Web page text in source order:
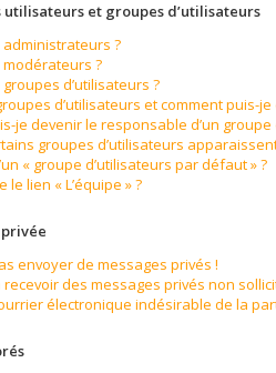
utilisateurs et groupes d’utilisateurs
?
?
d’utilisateurs ?
d’utilisateurs et comment puis-
je devenir le responsable d’un groupe
groupes d’utilisateurs
« groupe d’utilisateurs par défaut » ?
le lien « L’équipe » ?
envoyer de messages privés !
recevoir des messages privés non
électronique indésirable de la